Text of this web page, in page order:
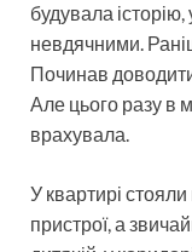
будувала
невдячними.
Починав
Але цього разу в
врахувала.
У квартирі
пристрої, а